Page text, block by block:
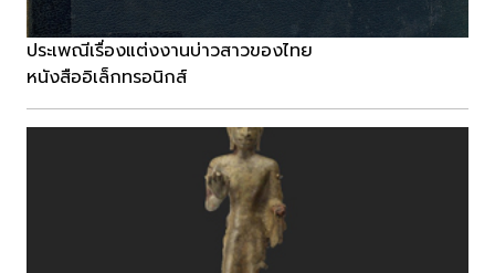
ประเพณีเรื่องแต่งงานบ่าวสาวของไทย
หนังสืออิเล็กทรอนิกส์